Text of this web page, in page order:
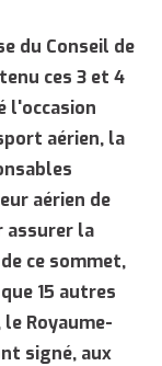
du Conseil de
ces 3 et 4
l'occasion
aérien, la
aérien de
assurer la
ce sommet,
15 autres
Royaume-
signé, aux